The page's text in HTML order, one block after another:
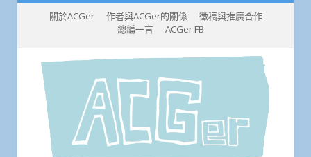
關於ACGer 作者與ACGer的關係
徵稿與推廣合作
總編一言
ACGer FB